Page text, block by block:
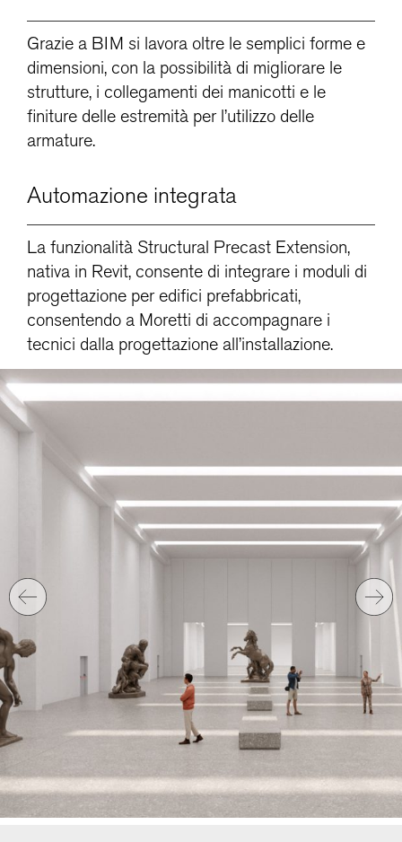
Grazie a BIM si lavora oltre le semplici forme e
dimensioni, con la possibilità di migliorare le
strutture, i collegamenti dei manicotti e le
finiture delle estremità per l’utilizzo delle
armature.
Automazione integrata
La funzionalità Structural Precast Extension,
nativa in Revit, consente di integrare i moduli di
progettazione per edifici prefabbricati,
consentendo a Moretti di accompagnare i
tecnici dalla progettazione all’installazione.